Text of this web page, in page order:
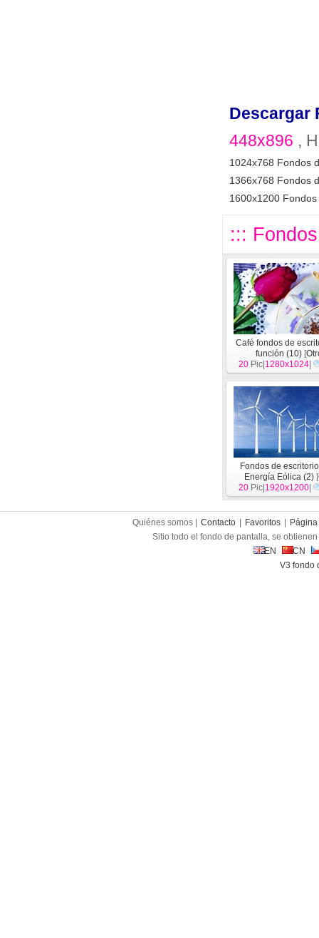
Descargar
448x896 ,
1024x768 Fondos
1366x768 Fondos
1600x1200
:::
Café fondos de
función (10) [
20 Pic| 1280x1024
Fondos de
Energía Eólica (2) [
20 Pic| 1920x1200
Quiénes somos | Contacto Favoritos
Sitio todo el fondo de pantalla, se
EN
CN
V3 fondo